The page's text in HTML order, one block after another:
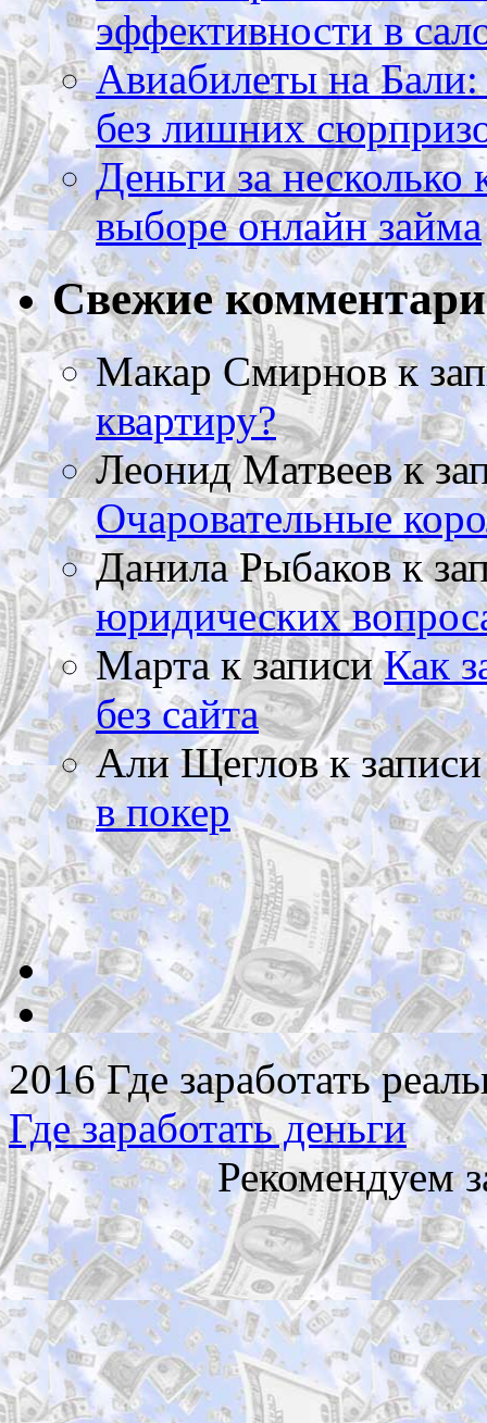
эффективности в
Авиабилеты на Бали:
без лишних
Деньги за
выборе онлайн займа
Свежие
Макар Смирновк
квартиру?
Леонид Матвеевк
Очаровательные
Данила Рыбаковк
юридических
Мартак записиКак
без сайта
Али Щегловк
в покер
2016 Где заработать
Где заработать деньги
Рекомендуем